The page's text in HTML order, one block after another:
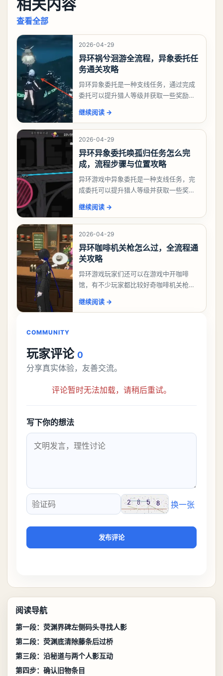
查看全部
2026-04-29
异环祸兮洄游全流程，异象委托任
务通关攻略
异环异象委托是一种支线任务，通过完成
委托可以提升猎人等级并获取一些奖励，
么做，下面就来告诉大家。异环异象委托
祸兮洄游任务攻略
继续阅读 →
2026-04-29
异环异象委托唤孤归任务怎么完
成，流程步骤与位置攻略
异环游戏中异象委托是一种支线任务，完
成委托可以提升猎人等级并获取一些奖
么做，今天游戏熊就来告诉大家。异环异
象委托唤孤归任务攻
继续阅读 →
2026-04-29
异环咖啡机关枪怎么过，全流程通
关攻略
异环游戏玩家们还可以在游戏中开咖啡
馆，有不少玩家都比较好奇咖啡机关枪应
机关枪攻略。异环咖啡机关枪怎么过一、
继续阅读 →
COMMUNITY
玩家评论 0
分享真实体验，友善交流。
评论暂时无法加载，请稍后重试。
写下你的想法
验证码
换一张
发布评论
阅读导航
第一段：荧渊界碑左侧码头寻找人影
第二段：荧渊底清除藤条后过桥
第三段：沿秘道与两个人影互动
第四步：确认旧物条目